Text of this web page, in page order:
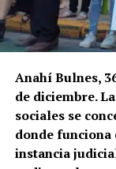
Anahí Bulnes,
de diciembre.
sociales se
donde
instancia